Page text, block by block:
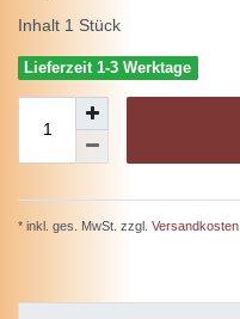
Inhalt 1 Stück
Lieferzeit 1-3 Werktage
* inkl. ges. MwSt. zzgl. Versandkosten